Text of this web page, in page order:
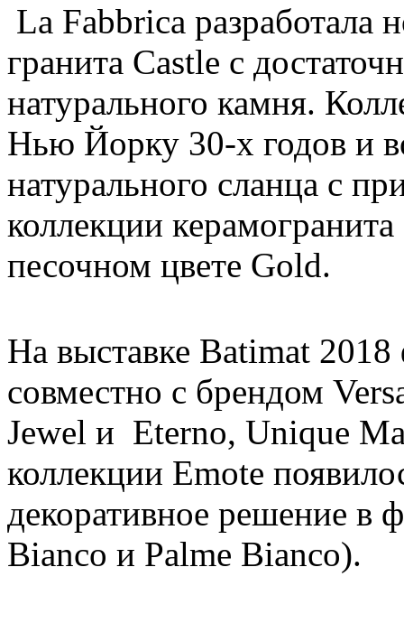
La Fabbrica разработала
гранита Castle с
натурального камня.
Нью Йорку 30-х годов и
натурального сланца с
коллекции
песочном цвете Gold.
На выставке Batimat
совместно с брендом
Jewel и Eterno, Unique
коллекции Emote
декоративное решение в
Bianco и Palme Bianco).